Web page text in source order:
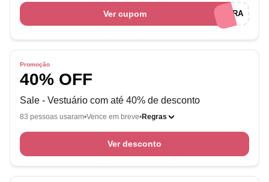
Ver cupom PRIMEIRACOMPRA
Promoção
40% OFF
Sale - Vestuário com até 40% de desconto
83 pessoas usaram Vence em breve Regras
Ver desconto